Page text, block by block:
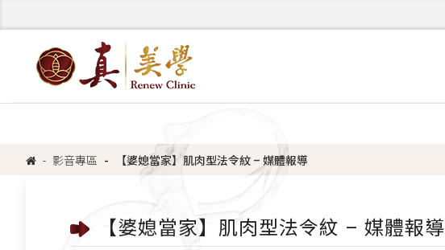
影音專區 【婆媳當家】肌肉型法令紋 – 媒體報導
【婆媳當家】肌肉型法令紋 – 媒體報導